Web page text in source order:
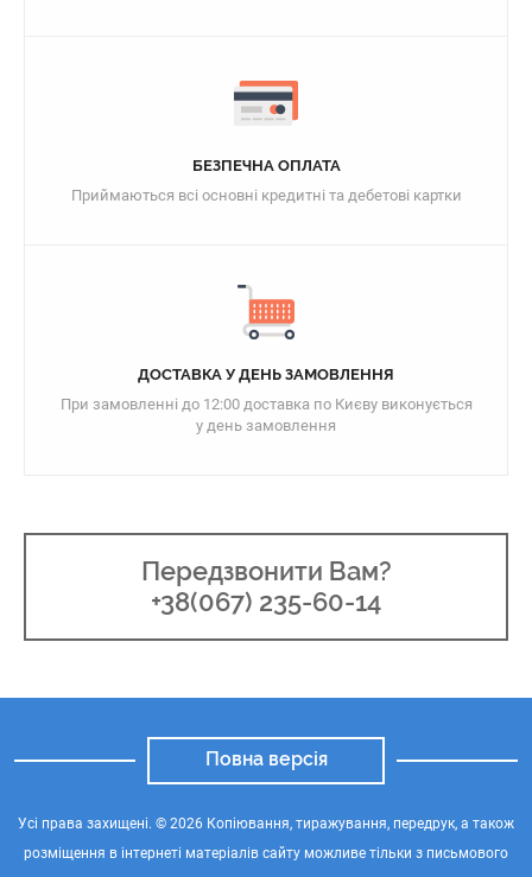
БЕЗПЕЧНА ОПЛАТА
Приймаються всі основні кредитні та дебетові картки
ДОСТАВКА У ДЕНЬ ЗАМОВЛЕННЯ
При замовленні до 12:00 доставка по Києву виконується
у день замовлення
Передзвонити Вам?
+38(067) 235-60-14
Повна версія
Усі права захищені. © 2026 Копіювання, тиражування, передрук, а також
розміщення в інтернеті матеріалів сайту можливе тільки з письмового